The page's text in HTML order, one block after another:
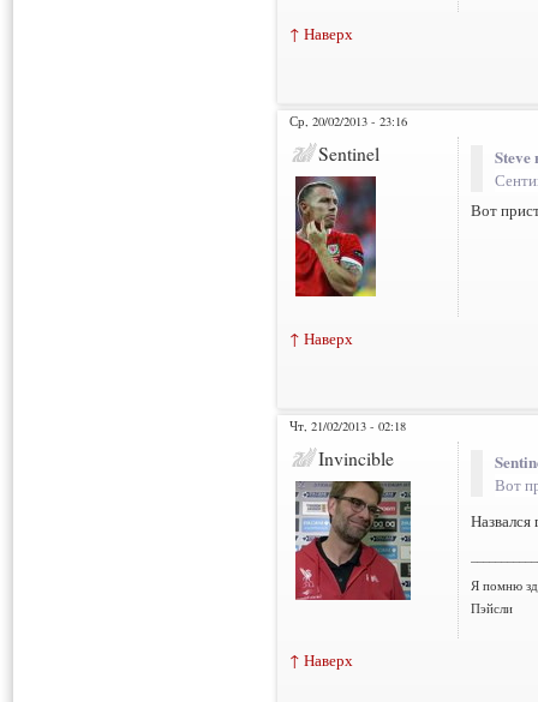
↑ Наверх
Ср, 20/02/2013 - 23:16
Sentinel Steve
Вот
↑ Наверх
Чт, 21/02/2013 - 02:18
Invincible
Вот
Назвался
Я помню
Пэйсли
↑ Наверх